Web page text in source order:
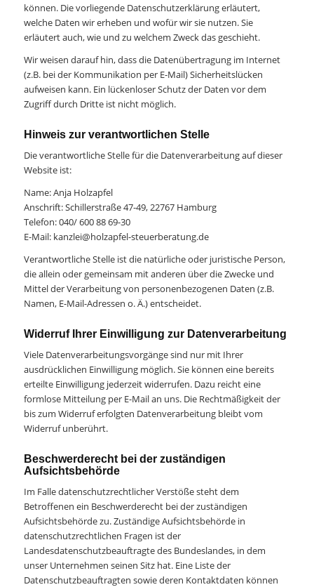
können. Die vorliegende Datenschutzerklärung erläutert,
welche Daten wir erheben und wofür wir sie nutzen. Sie
erläutert auch, wie und zu welchem Zweck das geschieht.
Wir weisen darauf hin, dass die Datenübertragung im Internet
(z.B. bei der Kommunikation per E-Mail) Sicherheitslücken
aufweisen kann. Ein lückenloser Schutz der Daten vor dem
Zugriff durch Dritte ist nicht möglich.
Hinweis zur verantwortlichen Stelle
Die verantwortliche Stelle für die Datenverarbeitung auf dieser
Website ist:
Name: Anja Holzapfel
Anschrift: Schillerstraße 47-49, 22767 Hamburg
Telefon: 040/ 600 88 69-30
E-Mail: kanzlei@holzapfel-steuerberatung.de
Verantwortliche Stelle ist die natürliche oder juristische Person,
die allein oder gemeinsam mit anderen über die Zwecke und
Mittel der Verarbeitung von personenbezogenen Daten (z.B.
Namen, E-Mail-Adressen o. Ä.) entscheidet.
Widerruf Ihrer Einwilligung zur Datenverarbeitung
Viele Datenverarbeitungsvorgänge sind nur mit Ihrer
ausdrücklichen Einwilligung möglich. Sie können eine bereits
erteilte Einwilligung jederzeit widerrufen. Dazu reicht eine
formlose Mitteilung per E-Mail an uns. Die Rechtmäßigkeit der
bis zum Widerruf erfolgten Datenverarbeitung bleibt vom
Widerruf unberührt.
Beschwerderecht bei der zuständigen
Aufsichtsbehörde
Im Falle datenschutzrechtlicher Verstöße steht dem
Betroffenen ein Beschwerderecht bei der zuständigen
Aufsichtsbehörde zu. Zuständige Aufsichtsbehörde in
datenschutzrechtlichen Fragen ist der
Landesdatenschutzbeauftragte des Bundeslandes, in dem
unser Unternehmen seinen Sitz hat. Eine Liste der
Datenschutzbeauftragten sowie deren Kontaktdaten können